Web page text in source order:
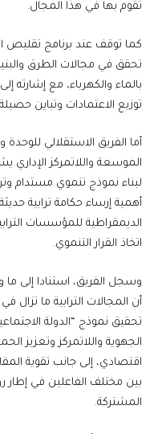
تقوم بها في هذا المجال.
كما توقف عند برنامج تقليص
تحقق في مجالات الطرق
بالماء والكهرباء، مع إشارته
توزيع الاعتمادات وتباين
أما الفريق الاستقلالي
الموسعة واللاتمركز الإداري
لبناء نموذج تنموي مستدام
أهمية إرساء حكامة ترابية
الديمقراطية للمؤسسات
اتخاذ القرار التنموي.
وسجل الفريق، استنادا إلى
أن المجالات الترابية ما
تحقيق نموذج “الدولة
الجهوية واللاتمركز وتعزيز
اقتصادي، إلى جانب تقوية
بين مختلف الفاعلين في إطار
المشتركة.